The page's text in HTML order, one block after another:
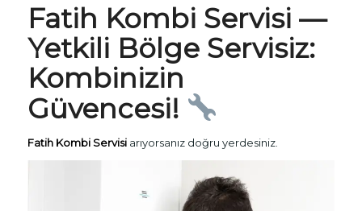
Fatih Kombi Servisi —
Yetkili Bölge Servisiz:
Kombinizin
Güvencesi!
Fatih Kombi Servisiarıyorsanız doğru yerdesiniz.